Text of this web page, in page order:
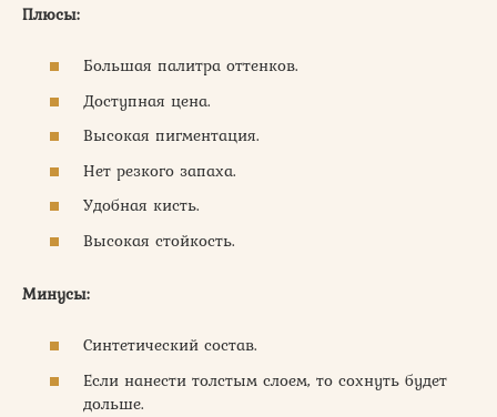
Плюсы:
Большая палитра оттенков.
Доступная цена.
Высокая пигментация.
Нет резкого запаха.
Удобная кисть.
Высокая стойкость.
Минусы:
Синтетический состав.
Если нанести толстым слоем, то сохнуть будет
дольше.